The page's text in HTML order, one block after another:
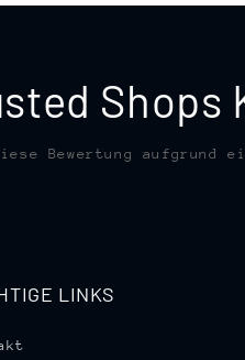
Shops
Bewertung aufgrund
LINKS